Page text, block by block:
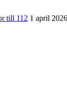
till 112 1 april 2026